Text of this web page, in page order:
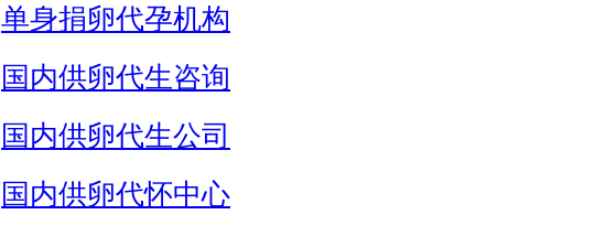
单身捐卵代孕机构
国内供卵代生咨询
国内供卵代生公司
国内供卵代怀中心